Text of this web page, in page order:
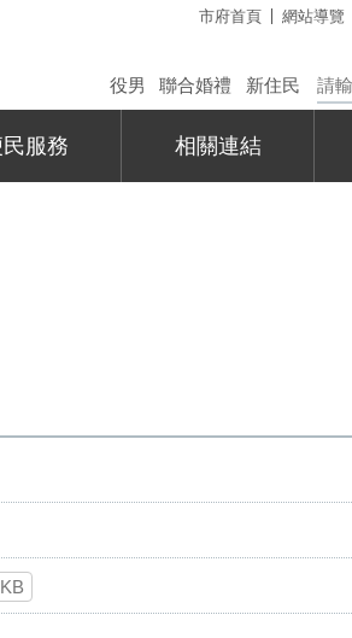
市府首頁 網站導覽
役男 聯合婚禮 新住民
服務 相關連結